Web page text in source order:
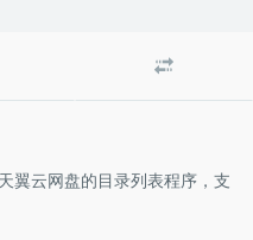
评
文
翼云网盘的目录列表程序，支